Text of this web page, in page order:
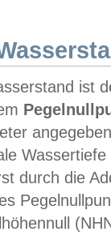
ist
durch die